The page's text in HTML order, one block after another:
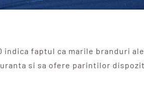
indica faptul ca marile branduri
si sa ofere parintilor